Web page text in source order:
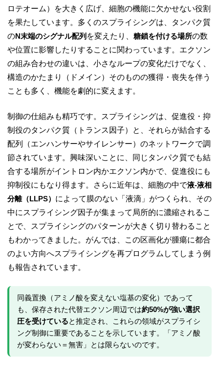
ロテオーム）を大きく広げ、細胞の機能に欠かせない役割
を果たしています。多くのスプライシングは、タンパク質
のN末端のシグナル配列 を変えたり、 糖鎖を付ける場所の数
や位置に影響したりすることに関わっています。エクソン
の組み合わせの違いは、小さなループの変化だけでなく、
構造のかたまり（ドメイン）そのものの獲得・喪失を伴う
ことも多く、機能を劇的に変えます。
制御の仕組みも精巧です。スプライシングは、促進役・抑
制役のタンパク質（トランス因子）と、それらが結合する
配列（エンハンサーやサイレンサー）のネットワークで調
節されています。興味深いことに、同じタンパク質でも結
合する場所がイントロン内かエクソン内かで、促進役にも
抑制役にもなり得ます。さらに近年は、細胞の中で液-液相
分離（LLPS） によって膜のない「液滴」がつくられ、その
中にスプライシング因子が集まって局所的に濃縮されるこ
とで、スプライシングのパターンが大きく切り替わること
もわかってきました。がんでは、この区画化が腫瘍に都合
のよい方向へスプライシングを再プログラムしてしまう例
も報告されています。
同義置換（アミノ酸を変えない塩基の変化）であって
も、保存された代替エクソン周辺では約50%が強い選択
圧を受けていると推定され、これらの領域がスプライシ
ング制御に重要であることを示しています。「アミノ酸
が変わらない＝無害」とは限らないのです。